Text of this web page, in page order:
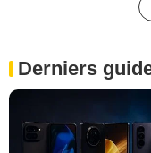
Derniers